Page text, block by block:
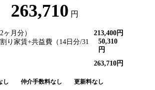
263,710 円
月分） 213,400 円
り家賃+共益費（ 14日分/31
50,310
円
263,710 円
し 仲介手数料なし 更新料なし